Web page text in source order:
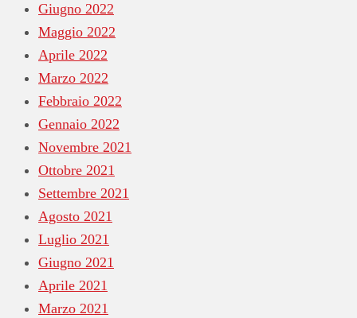
Giugno 2022
Maggio 2022
Aprile 2022
Marzo 2022
Febbraio 2022
Gennaio 2022
Novembre 2021
Ottobre 2021
Settembre 2021
Agosto 2021
Luglio 2021
Giugno 2021
Aprile 2021
Marzo 2021